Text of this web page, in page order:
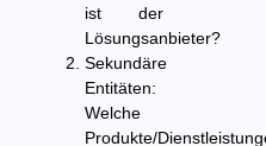
ist der
Lösungsanbieter?
Sekundäre
Entitäten:
Welche
Produkte/